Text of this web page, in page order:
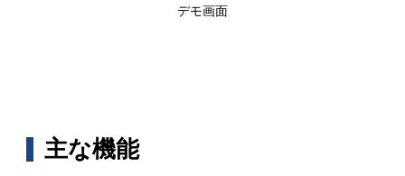
デモ画面
主な機能